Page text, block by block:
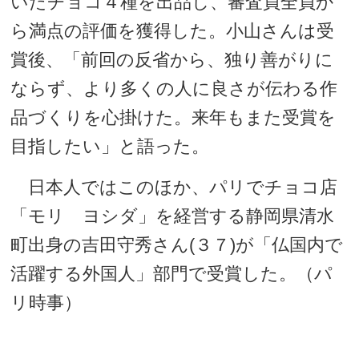
ら満点の評価を獲得した。小山さんは受
賞後、「前回の反省から、独り善がりに
ならず、より多くの人に良さが伝わる作
品づくりを心掛けた。来年もまた受賞を
目指したい」と語った。
日本人ではこのほか、パリでチョコ店
「モリ ヨシダ」を経営する静岡県清水
町出身の吉田守秀さん(３７)が「仏国内で
活躍する外国人」部門で受賞した。（パ
リ時事）